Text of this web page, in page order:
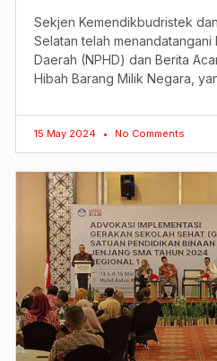
Sekjen Kemendikbudristek
Selatan telah menandatangani
Daerah (NPHD) dan Berita
Hibah Barang Milik Negara,
15 May 2024 No Comments